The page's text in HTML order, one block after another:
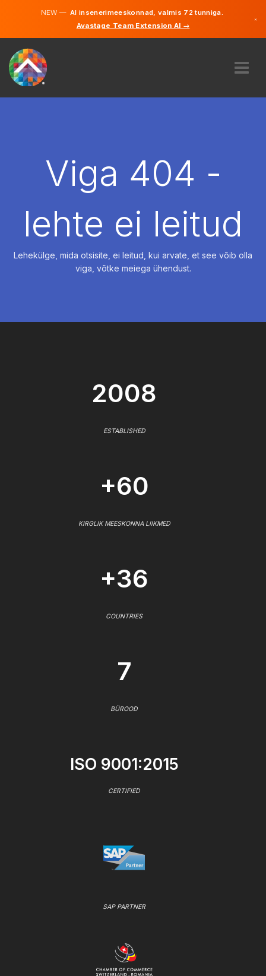
NEW —AI insenerimeeskonnad, valmis 72 tunniga.
Avastage Team Extension AI →
×
PALKAMAViga 404 -
lehte ei leitud
Lehekülge, mida otsisite, ei leitud, kui arvate, et see võib olla
viga, võtke meiega ühendust.
2008
ESTABLISHED
+60
KIRGLIK MEESKONNA LIIKMED
+36
COUNTRIES
7
BÜROOD
ISO 9001:2015
CERTIFIED
SAP PARTNER